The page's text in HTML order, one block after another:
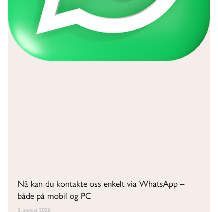
Nå kan du kontakte oss enkelt via WhatsApp –
både på mobil og PC
5. august 2026